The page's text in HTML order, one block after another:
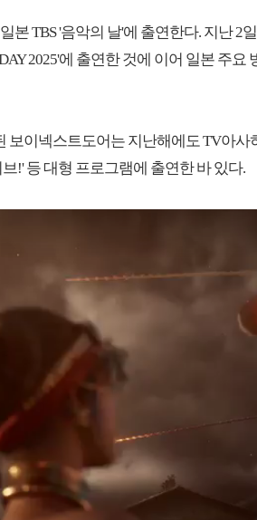
본 TBS '음악의 날'에 출연한다. 지난 2
2025'에 출연한 것에 이어 일본 주
보이넥스트도어는 지난해에도 TV아사
브!' 등 대형 프로그램에 출연한 바 있다.